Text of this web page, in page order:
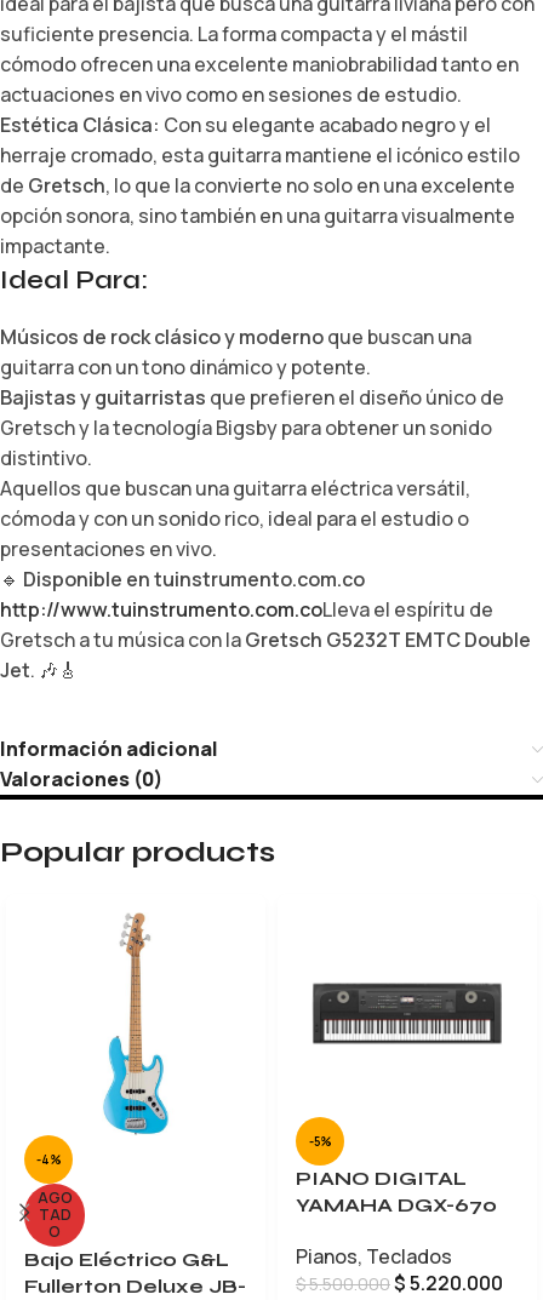
suficiente presencia. La forma compacta y el mástil
cómodo ofrecen una excelente maniobrabilidad tanto en
actuaciones en vivo como en sesiones de estudio.
Estética Clásica: Con su elegante acabado negro y el
herraje cromado, esta guitarra mantiene el icónico estilo
de Gretsch, lo que la convierte no solo en una excelente
opción sonora, sino también en una guitarra visualmente
impactante.
Ideal Para:
Músicos de rock clásico y modernoque buscan una
guitarra con un tono dinámico y potente.
Bajistas y guitarristas que prefieren el diseño único de
Gretsch y la tecnología Bigsby para obtener un sonido
distintivo.
Aquellos que buscan una guitarra eléctrica versátil,
cómoda y con un sonido rico, ideal para el estudio o
presentaciones en vivo.
🔹 Disponible en tuinstrumento.com.co
http://www.tuinstrumento.com.coLleva el espíritu de
Gretsch a tu música con laGretsch G5232T EMTC Double
Jet. 🎶🎸
Información adicional
Valoraciones (0)
Popular products
-4%
AGO
TAD
O
Bajo Eléctrico G&L
Fullerton Deluxe JB-
-5%
PIANO DIGITAL
YAMAHA DGX-670
Pianos, Teclados
$5.500.000$5.220.000